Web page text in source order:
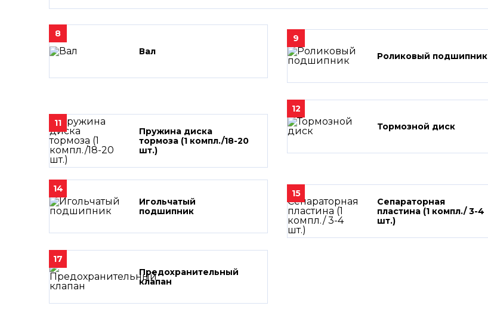
8
Вал
9
Роликовый подшипник
11
Пружина диска
тормоза (1 компл./18-20
шт.)
12
Тормозной диск
14
Игольчатый
подшипник
15
Сепараторная
пластина (1 компл./ 3-4
шт.)
17
Предохранительный
клапан